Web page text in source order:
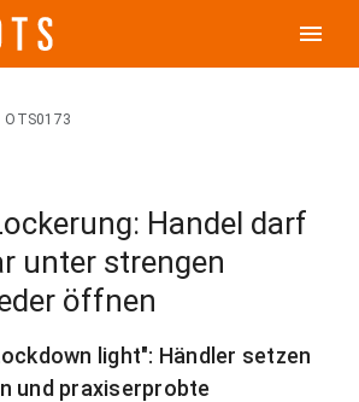
menu
OTS0173
Handel darf
unter strengen
öffnen
light": Händler setzen
und praxiserprobte